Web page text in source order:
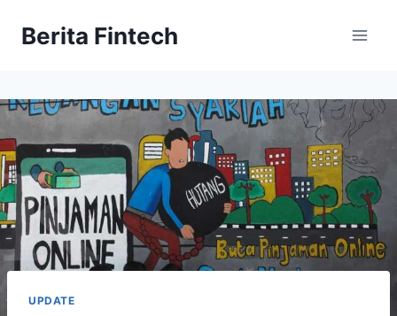
Berita Fintech
UPDATE